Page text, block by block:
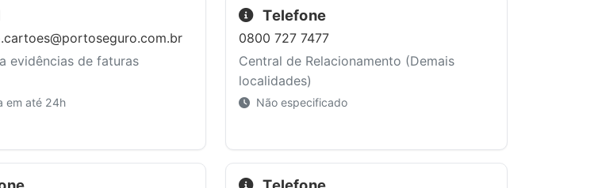
evidências de faturas
em até 24h
Telefone
0800 727 7477
Central de Relacionamento (Demais
localidades)
Não especificado
Telefone